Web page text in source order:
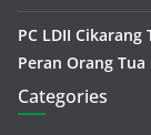
PC LDII
Peran Orang
Categories